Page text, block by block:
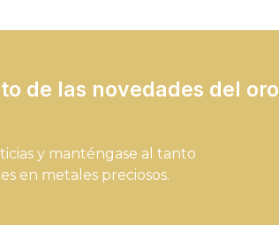
de las novedades del oro
y manténgase al tanto
en metales preciosos.